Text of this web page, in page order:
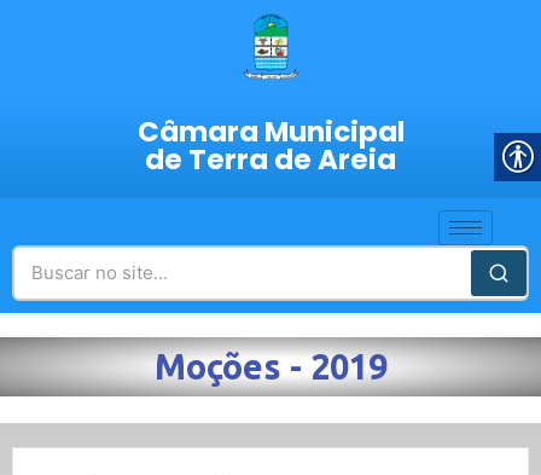
Câmara Municipal
de Terra de Areia
Moções - 2019